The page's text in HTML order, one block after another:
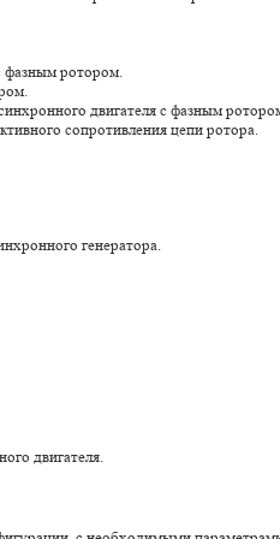
фазным ротором.
двигателя с фазным
сопротивления цепи ротора.
генератора.
двигателя.